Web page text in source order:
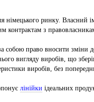
німецького ринку. Власний
контрактам з
собою право вносити зміни
вигляду виробів, що
виробів, без
лінійки ідеальних